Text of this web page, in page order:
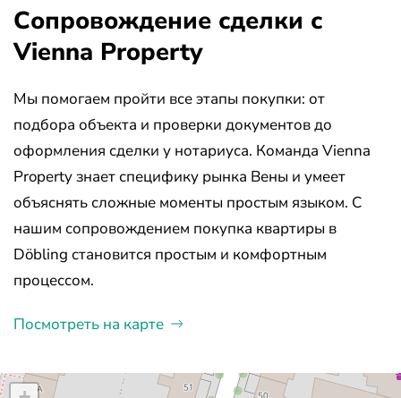
Сопровождение сделки с
Vienna Property
Мы помогаем пройти все этапы покупки: от
подбора объекта и проверки документов до
оформления сделки у нотариуса. Команда Vienna
Property знает специфику рынка Вены и умеет
объяснять сложные моменты простым языком. С
нашим сопровождением покупка квартиры в
Döbling становится простым и комфортным
процессом.
Посмотреть на карте